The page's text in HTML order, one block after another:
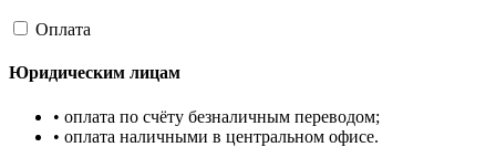
Оплата
Юридическим лицам
• оплата по счёту безналичным переводом;
• оплата наличными в центральном офисе.